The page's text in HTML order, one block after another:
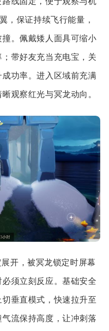
，保证持续飞行能量，
。佩戴矮人面具可缩小
带好友充当充电宝，关
功率。进入区域前充满
观察红光与冥龙动向。
开，被冥龙锁定时屏幕
须立刻反应。基础安全
垂直模式，快速拉升至
流保持高度，让冲刺落